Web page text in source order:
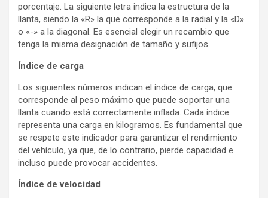
porcentaje. La siguiente letra indica la estructura de la
llanta, siendo la «R» la que corresponde a la radial y la «D»
o «-» a la diagonal. Es esencial elegir un recambio que
tenga la misma designación de tamaño y sufijos.
Índice de carga
Los siguientes números indican el índice de carga, que
corresponde al peso máximo que puede soportar una
llanta cuando está correctamente inflada. Cada índice
representa una carga en kilogramos. Es fundamental que
se respete este indicador para garantizar el rendimiento
del vehículo, ya que, de lo contrario, pierde capacidad e
incluso puede provocar accidentes.
Índice de velocidad